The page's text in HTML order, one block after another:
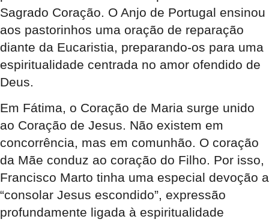
Sagrado Coração. O Anjo de Portugal ensinou
aos pastorinhos uma oração de reparação
diante da Eucaristia, preparando-os para uma
espiritualidade centrada no amor ofendido de
Deus.
Em Fátima, o Coração de Maria surge unido
ao Coração de Jesus. Não existem em
concorrência, mas em comunhão. O coração
da Mãe conduz ao coração do Filho. Por isso,
Francisco Marto tinha uma especial devoção a
“consolar Jesus escondido”, expressão
profundamente ligada à espiritualidade